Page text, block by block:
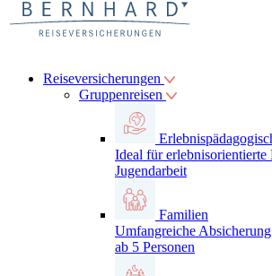
Reiseversicherungen
Gruppenreisen
Ideal für erlebnisorientierte
Jugendarbeit
Familien
Umfangreiche
ab 5 Personen